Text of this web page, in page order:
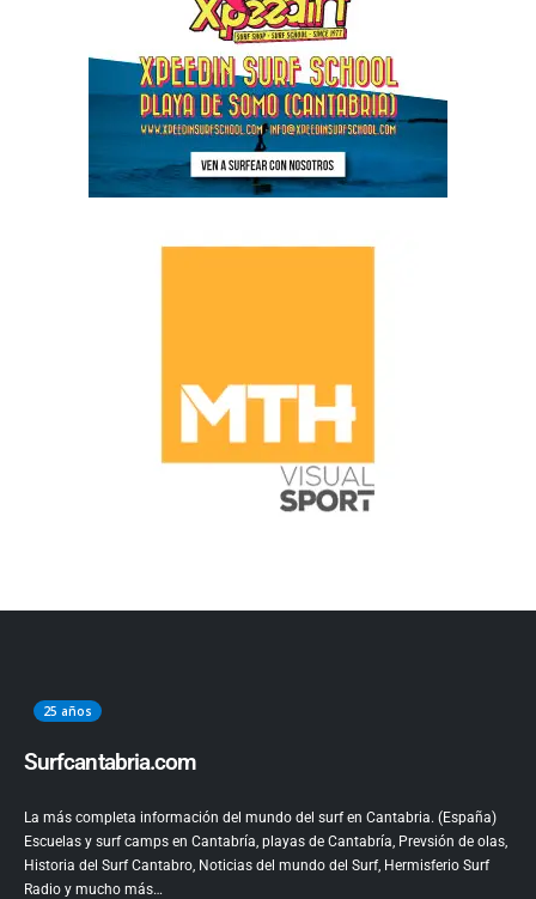
25 años
Surfcantabria.com
La más completa información del mundo del surf en Cantabria. (España)
Escuelas y surf camps en Cantabría, playas de Cantabría, Prevsión de olas,
Historia del Surf Cantabro, Noticias del mundo del Surf, Hermisferio Surf
Radio y mucho más…